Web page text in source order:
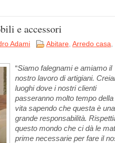
e accessori
Adami Abitare, Arredo casa,
“Siamo falegnami e amiamo il
nostro lavoro di artigiani.
luoghi dove i nostri clienti
passeranno molto tempo della
vita sapendo che questa è una
grande responsabilità.
questo mondo che ci dà le
prime necessarie per fare il